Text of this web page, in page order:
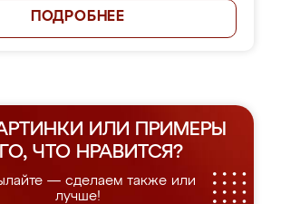
ПОДРОБНЕЕ
ИЛИ ПРИМЕРЫ
ЧТО НРАВИТСЯ?
— сделаем также или
лучше!